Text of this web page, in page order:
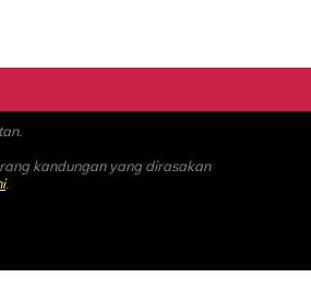
kandungan yang dirasakan
.